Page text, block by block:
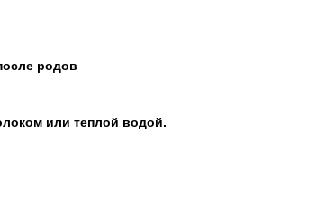
родов
или теплой водой.